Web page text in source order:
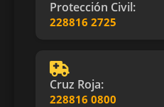
Protección Civil:
228816 2725
Cruz Roja:
228816 0800